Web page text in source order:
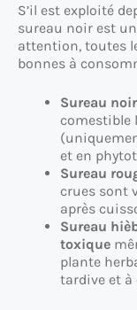
S’il est exploité
sureau noir est
attention, toutes
bonnes à
Sureau
comestible
et en
Sureau
crues sont
après
Sureau
toxique
plante
tardive et à